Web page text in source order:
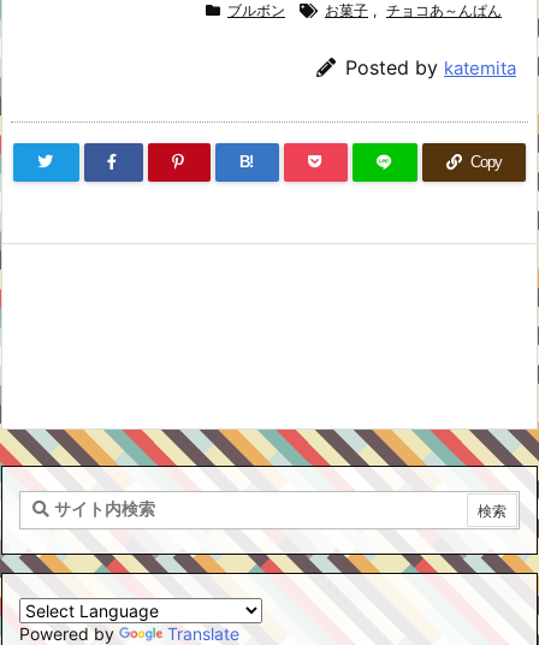
ブルボン お菓子 , チョコあ～んぱん
Posted by katemita
B! Copy
Powered by Translate